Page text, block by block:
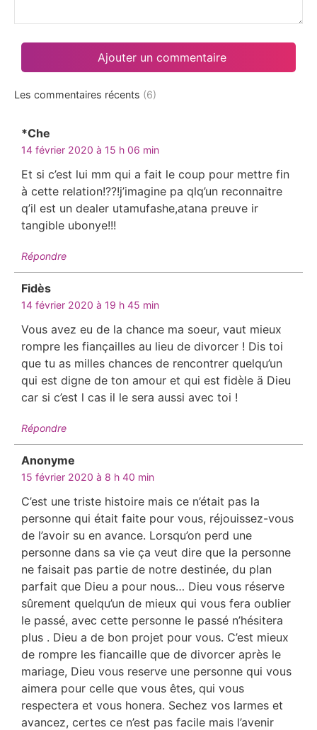
Les commentaires récents (6)
*Che
14 février 2020 à 15 h 06 min
Et si c’est lui mm qui a fait le coup pour mettre fin
à cette relation!??!j’imagine pa qlq’un reconnaitre
q’il est un dealer utamufashe,atana preuve ir
tangible ubonye!!!
Répondre
Fidès
14 février 2020 à 19 h 45 min
Vous avez eu de la chance ma soeur, vaut mieux
rompre les fiançailles au lieu de divorcer ! Dis toi
que tu as milles chances de rencontrer quelqu’un
qui est digne de ton amour et qui est fidèle ä Dieu
car si c’est l cas il le sera aussi avec toi !
Répondre
Anonyme
15 février 2020 à 8 h 40 min
C’est une triste histoire mais ce n’était pas la
personne qui était faite pour vous, réjouissez-vous
de l’avoir su en avance. Lorsqu’on perd une
personne dans sa vie ça veut dire que la personne
ne faisait pas partie de notre destinée, du plan
parfait que Dieu a pour nous… Dieu vous réserve
sûrement quelqu’un de mieux qui vous fera oublier
le passé, avec cette personne le passé n’hésitera
plus . Dieu a de bon projet pour vous. C’est mieux
de rompre les fiancaille que de divorcer après le
mariage, Dieu vous reserve une personne qui vous
aimera pour celle que vous êtes, qui vous
respectera et vous honera. Sechez vos larmes et
avancez, certes ce n’est pas facile mais l’avenir